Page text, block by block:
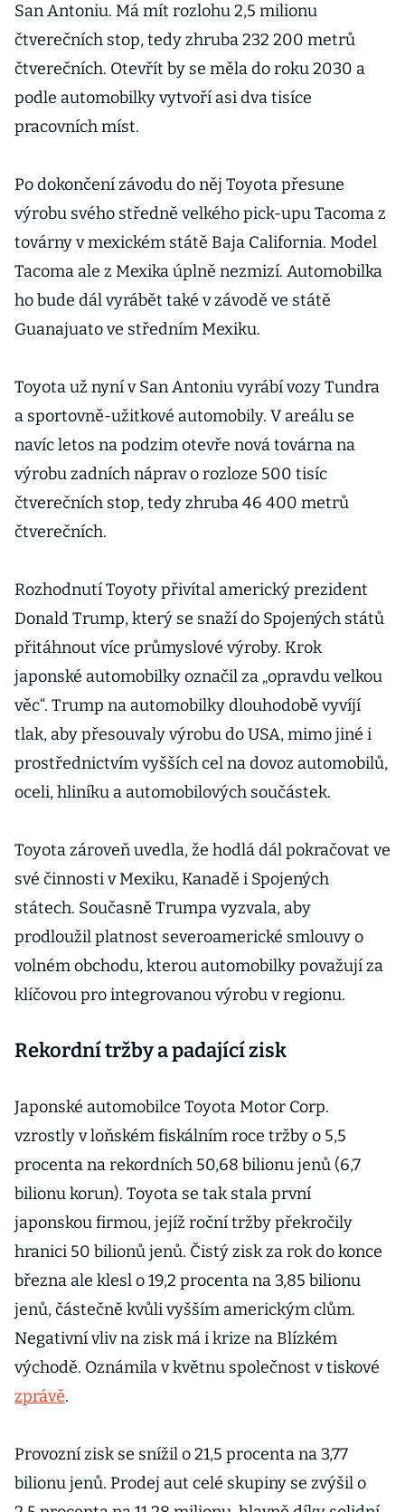
San Antoniu. Má mít rozlohu 2,5 milionu
čtverečních stop, tedy zhruba 232 200 metrů
čtverečních. Otevřít by se měla do roku 2030 a
podle automobilky vytvoří asi dva tisíce
pracovních míst.
Po dokončení závodu do něj Toyota přesune
výrobu svého středně velkého pick-upu Tacoma z
továrny v mexickém státě Baja California. Model
Tacoma ale z Mexika úplně nezmizí. Automobilka
ho bude dál vyrábět také v závodě ve státě
Guanajuato ve středním Mexiku.
Toyota už nyní v San Antoniu vyrábí vozy Tundra
a sportovně-užitkové automobily. V areálu se
navíc letos na podzim otevře nová továrna na
výrobu zadních náprav o rozloze 500 tisíc
čtverečních stop, tedy zhruba 46 400 metrů
čtverečních.
Rozhodnutí Toyoty přivítal americký prezident
Donald Trump, který se snaží do Spojených států
přitáhnout více průmyslové výroby. Krok
japonské automobilky označil za „opravdu velkou
věc“. Trump na automobilky dlouhodobě vyvíjí
tlak, aby přesouvaly výrobu do USA, mimo jiné i
prostřednictvím vyšších cel na dovoz automobilů,
oceli, hliníku a automobilových součástek.
Toyota zároveň uvedla, že hodlá dál pokračovat ve
své činnosti v Mexiku, Kanadě i Spojených
státech. Současně Trumpa vyzvala, aby
prodloužil platnost severoamerické smlouvy o
volném obchodu, kterou automobilky považují za
klíčovou pro integrovanou výrobu v regionu.
Rekordní tržby a padající zisk
Japonské automobilce Toyota Motor Corp.
vzrostly v loňském fiskálním roce tržby o 5,5
procenta na rekordních 50,68 bilionu jenů (6,7
bilionu korun). Toyota se tak stala první
japonskou firmou, jejíž roční tržby překročily
hranici 50 bilionů jenů. Čistý zisk za rok do konce
března ale klesl o 19,2 procenta na 3,85 bilionu
jenů, částečně kvůli vyšším americkým clům.
Negativní vliv na zisk má i krize na Blízkém
východě. Oznámila v květnu společnost v tiskové
zprávě.
Provozní zisk se snížil o 21,5 procenta na 3,77
bilionu jenů. Prodej aut celé skupiny se zvýšil o